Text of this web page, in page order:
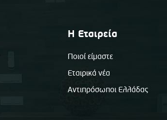
Η Εταιρεία
Ποιοί είμαστε
Εταιρικά νέα
Αντιπρόσωποι Ελλάδας